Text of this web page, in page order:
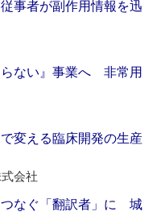
事者が副作用情報を迅
らない』事業へ 非常用
変える臨床開発の生産
会社
つなぐ「翻訳者」に 城